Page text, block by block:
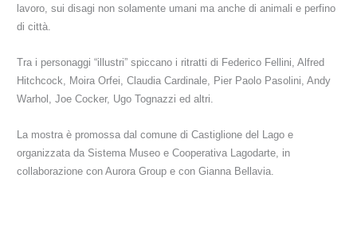
lavoro, sui disagi non solamente umani ma anche di animali e perfino
di città.
Tra i personaggi “illustri” spiccano i ritratti di Federico Fellini, Alfred
Hitchcock, Moira Orfei, Claudia Cardinale, Pier Paolo Pasolini, Andy
Warhol, Joe Cocker, Ugo Tognazzi ed altri.
La mostra è promossa dal comune di Castiglione del Lago e
organizzata da Sistema Museo e Cooperativa Lagodarte, in
collaborazione con Aurora Group e con Gianna Bellavia.